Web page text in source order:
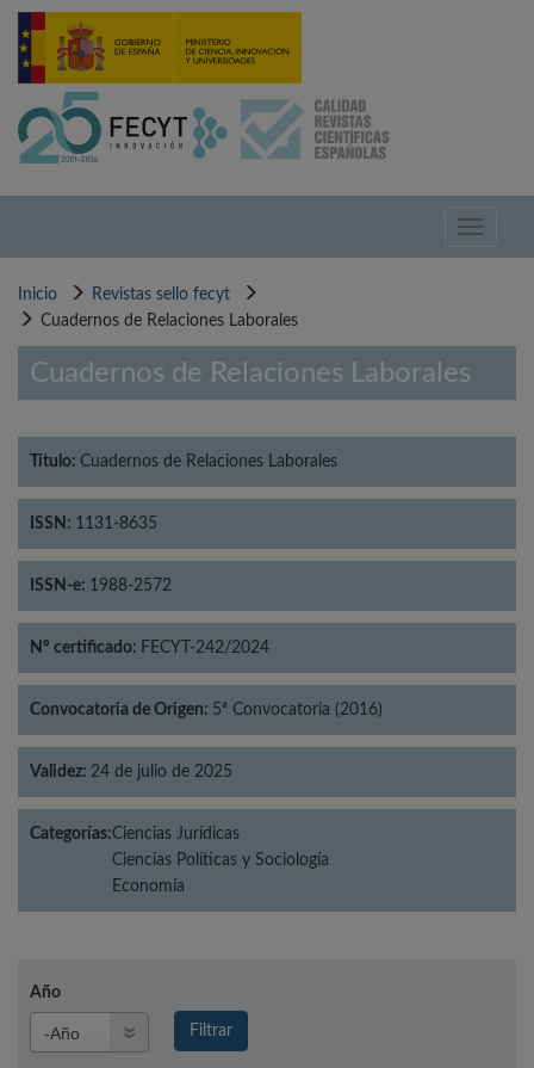
Pasar
contenido
Toggle
Inicio
Revistas sello fecyt
Cuadernos de Relaciones Laborales
Cuadernos de Relaciones Laborales
Título: Cuadernos de Relaciones Laborales
ISSN: 1131-8635
ISSN-e: 1988-2572
Nº certificado: FECYT-242/2024
Convocatoria de Origen: 5ª Convocatoria (2016)
Validez: 24 de julio de 2025
Categorías:Ciencias Jurídicas
Ciencias Políticas y Sociología
Economía
Año
Filtrar